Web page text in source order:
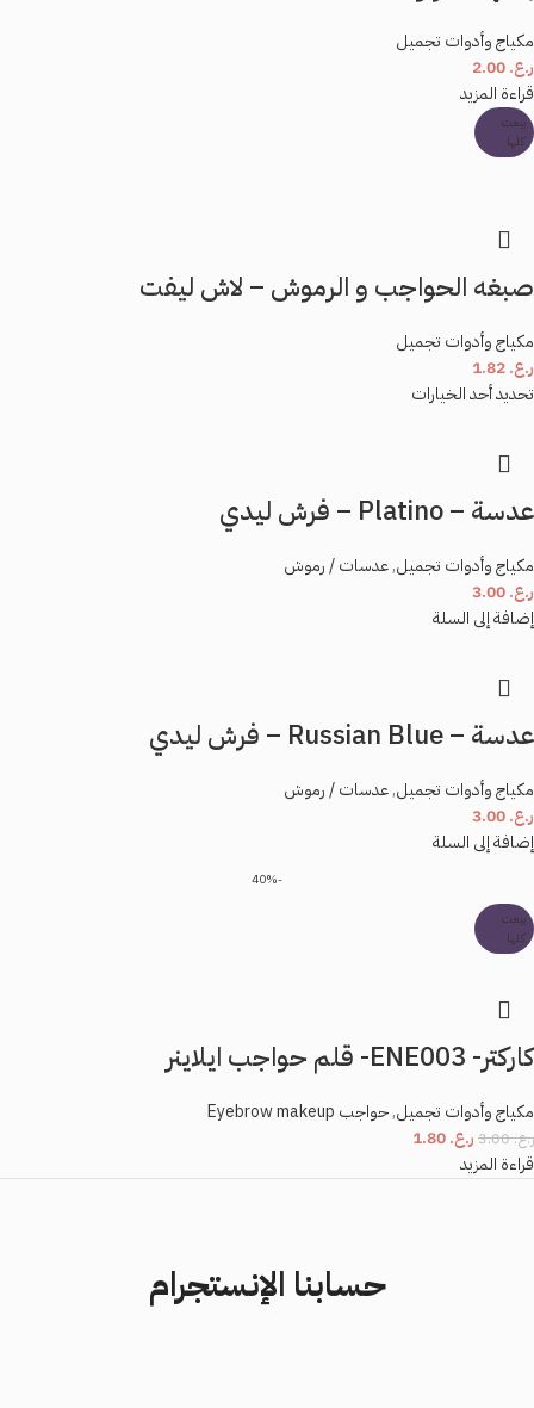
مكياج وأدوات تجميل
ر.ع.
قراءة المزيد
بيعت
كلها
صبغه الحواجب و الرموش – لاش ليفت
مكياج وأدوات تجميل
ر.ع.
تحديد أحد الخيارات
عدسة – Platino – فرش ليدي
مكياج وأدوات تجميل,عدسات / رموش
ر.ع.
إضافة إلى السلة
عدسة – Russian Blue – فرش ليدي
مكياج وأدوات تجميل,عدسات / رموش
ر.ع.
إضافة إلى السلة
-40%
بيعت
كلها
كاركتر- ENE003- قلم حواجب ايلاينر
مكياج وأدوات تجميل,حواجب Eyebrow makeup
ر.ع.3.00 ر.ع.
قراءة المزيد
حسابنا الإنستجرام